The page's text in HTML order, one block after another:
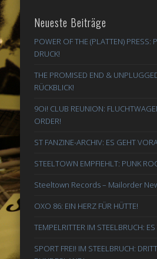
Neueste Beiträge
POWER OF THE (PLATTEN) PRESS:
DRUCK!
THE PROMISED END &
RÜCKBLICK!
9Oi! CLUB REUNION:
ORDER!
ST FANZINE-ARCHIV: ES GEHT
STEELTOWN EMPFIEHLT: PUNK
Steeltown Records – Mailorder
OXO 86: EIN HERZ FÜR HÜTTE!
TEMPELRITTER IM STEELBRUCH:
SPORT FREI! IM STEELBRUCH: